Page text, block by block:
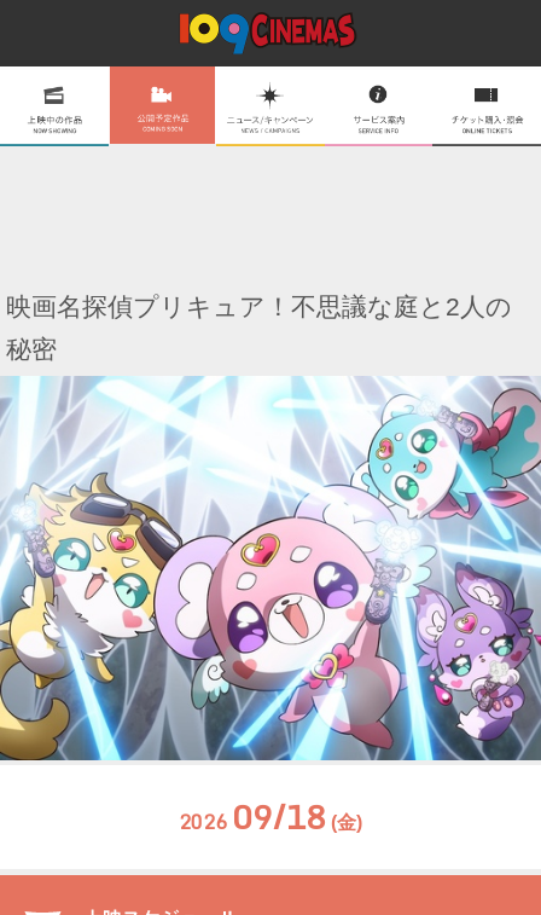
映画名探偵プリキュア！不思議な庭と2人の
秘密
2026 09/18 (金)